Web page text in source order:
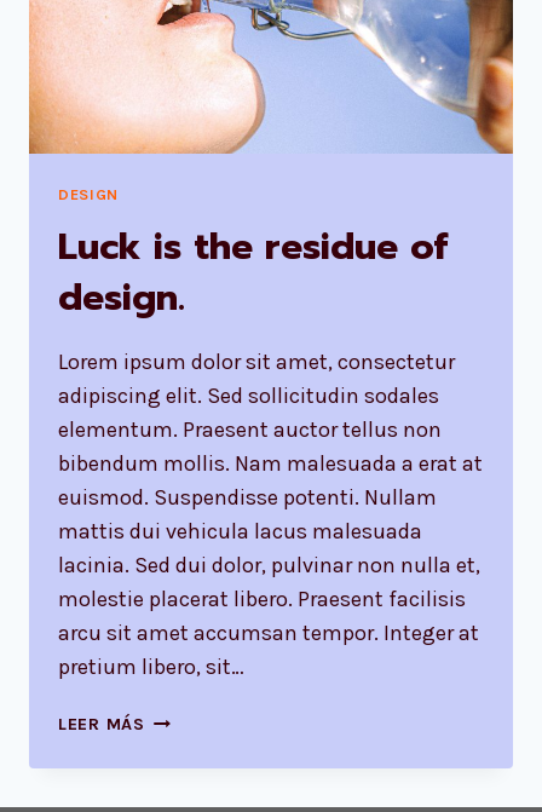
DESIGN
Luck is the residue of
design.
Lorem ipsum dolor sit amet, consectetur
adipiscing elit. Sed sollicitudin sodales
elementum. Praesent auctor tellus non
bibendum mollis. Nam malesuada a erat at
euismod. Suspendisse potenti. Nullam
mattis dui vehicula lacus malesuada
lacinia. Sed dui dolor, pulvinar non nulla et,
molestie placerat libero. Praesent facilisis
arcu sit amet accumsan tempor. Integer at
pretium libero, sit…
LEER MÁS LUCK
THE